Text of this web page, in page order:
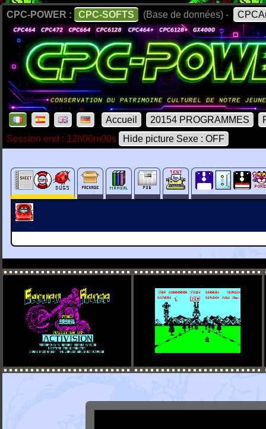
CPC-POWER : CPC-SOFTS (Base de données) -
Accueil 20154 PROGRAMMES
Session end : 12h00m00s
Hide picture Sexe : OFF